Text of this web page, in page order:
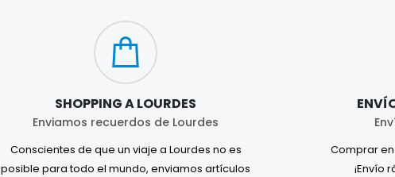
SHOPPING A LOURDES
Enviamos recuerdos de Lourdes
Conscientes de que un viaje a Lourdes no es
posible para todo el mundo, enviamos artículos
Comprar
¡Envío